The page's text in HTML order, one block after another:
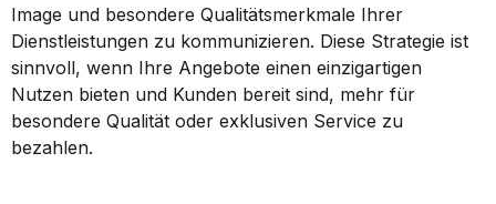
Image und besondere Qualitätsmerkmale Ihrer
Dienstleistungen zu kommunizieren. Diese Strategie ist
sinnvoll, wenn Ihre Angebote einen einzigartigen
Nutzen bieten und Kunden bereit sind, mehr für
besondere Qualität oder exklusiven Service zu
bezahlen.